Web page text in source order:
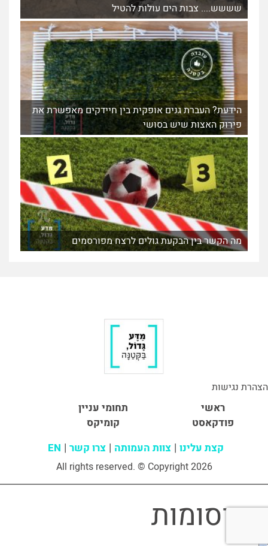
שששש.... צבות הים עולות להטיל
הידעת? העברת גנים אופקית בין חיידקים מאפשרת את
פירוק האצות שיש בסושי
מה הקשר בין הבקעת גולים לרצח מפורסמים
הצהרת נגישות
ראשי
תחומי עניין
פודקאסט
קומיקס
קצת עלינו צוות העמותה צרו קשר EN
All rights reserved. © Copyright 2026
פרסומות